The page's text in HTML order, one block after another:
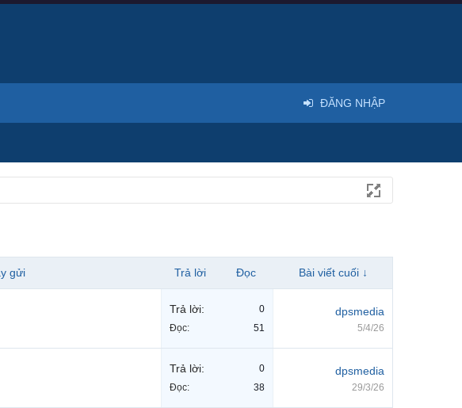
gửi Trả lời Đọc Bài viết cuối ↓
Trả lời:
0
Đọc:
51
dpsmedia
5/4/26
Trả lời:
0
Đọc:
38
dpsmedia
29/3/26
ĐĂNG NHẬP